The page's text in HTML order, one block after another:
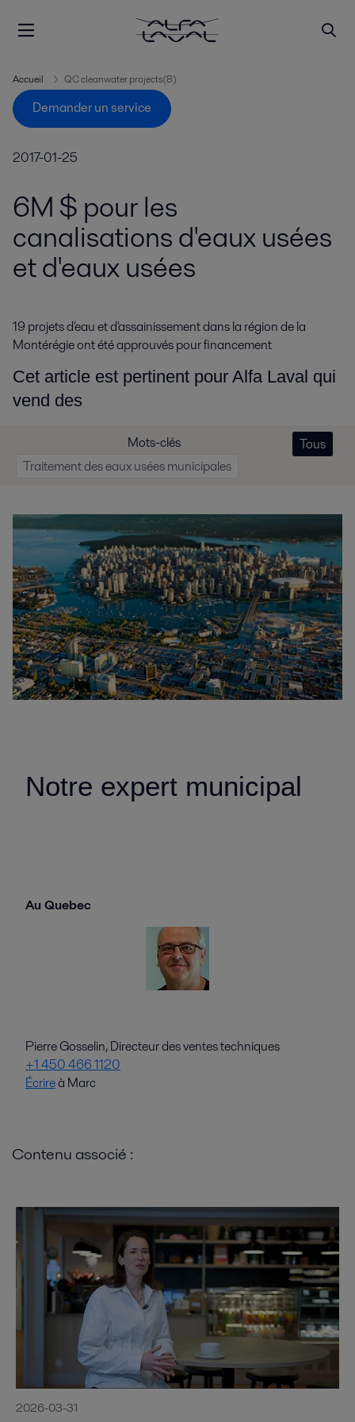
Accueil QC cleanwater projects(8)
Demander un service
2017-01-25
6M $ pour les
canalisations d'eaux usées
et d'eaux usées
19 projets d'eau et d'assainissement dans la région de la
Montérégie ont été approuvés pour financement
Cet article est pertinent pour Alfa Laval qui
vend des
Mots-clés
Tous
Traitement des eaux usées municipales
Notre expert municipal
Au Quebec
Pierre Gosselin, Directeur des ventes techniques
+1 450 466 1120
Écrireà Marc
Contenu associé :
2026-03-31